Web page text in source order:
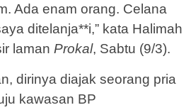
Ada enam orang. Celana
ditelanja**i,” kata Halimah
laman Prokal, Sabtu (9/3).
dirinya diajak seorang pria
kawasan BP